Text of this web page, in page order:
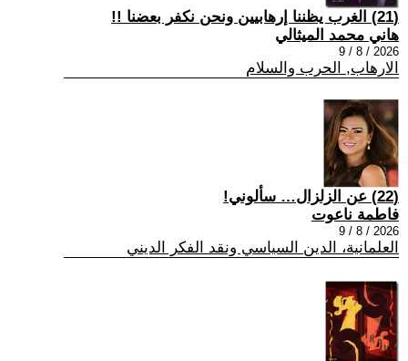
(21) الغرب يظننا إرهابيين ونحن نكفر بعضنا !!
هاني محمد الميثالي
2026 / 8 / 9
الارهاب, الحرب والسلام
(22) عن الزلزال… سألوني!
فاطمة ناعوت
2026 / 8 / 9
العلمانية، الدين السياسي ونقد الفكر الديني